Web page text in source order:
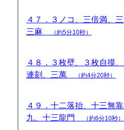
４７．３ノコ、三倍満、
三麻
（約5分10秒）
４８．３枚壁、３枚自摸
連刻、三萬
（約4分20秒）
４９．十二落抬、十三無
九、十三龍門
（約6分10秒）